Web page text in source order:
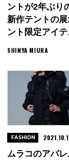
ントが2年ぶり
新作テントの
ント限定アイテ
SHINYA MIURA
ムラコのアパ
FASHION